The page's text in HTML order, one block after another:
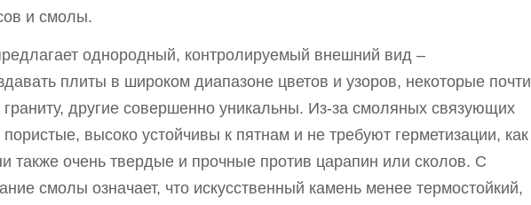
и смолы.
однородный, контролируемый внешний вид –
плиты в широком диапазоне цветов и узоров, некоторые почти
другие совершенно уникальны. Из-за смоляных связующих
высоко устойчивы к пятнам и не требуют герметизации, как
также очень твердые и прочные против царапин или сколов. С
смолы означает, что искусственный камень менее термостойкий,